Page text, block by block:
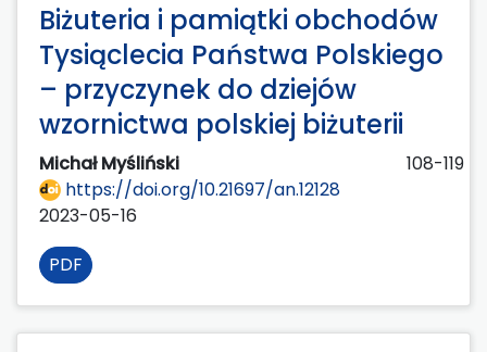
Biżuteria i pamiątki obchodów
Tysiąclecia Państwa Polskiego
– przyczynek do dziejów
wzornictwa polskiej biżuterii
Michał Myśliński
108-119
https://doi.org/10.21697/an.12128
2023-05-16
PDF